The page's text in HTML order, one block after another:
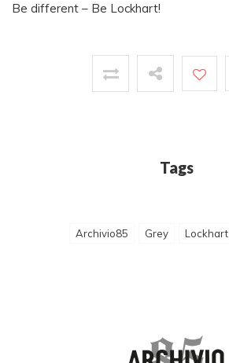
Be different – Be Lockhart!
Tags
Archivio85 Grey Lockhart